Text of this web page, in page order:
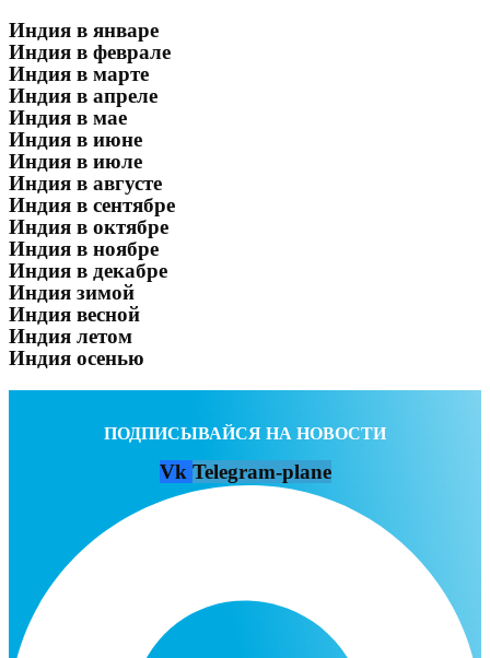
Индия в январе
Индия в феврале
Индия в марте
Индия в апреле
Индия в мае
Индия в июне
Индия в июле
Индия в августе
Индия в сентябре
Индия в октябре
Индия в ноябре
Индия в декабре
Индия зимой
Индия весной
Индия летом
Индия осенью
ПОДПИСЫВАЙСЯ НА НОВОСТИ
Vk Telegram-plane